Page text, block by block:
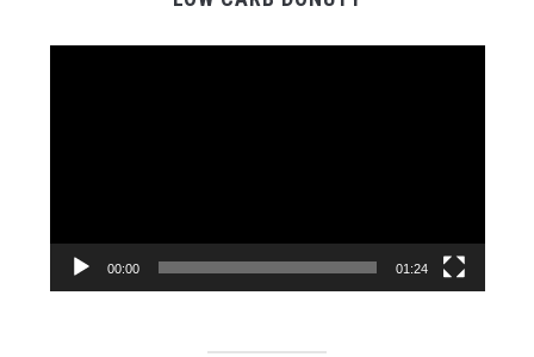
00:00 01:24